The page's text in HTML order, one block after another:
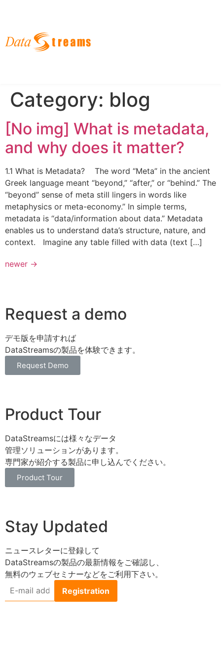
Category: blog
[No img] What is metadata,
and why does it matter?
1.1 What is Metadata? The word “Meta” in the ancient
Greek language meant “beyond,” “after,” or “behind.” The
“beyond” sense of meta still lingers in words like
metaphysics or meta-economy.” In simple terms,
metadata is “data/information about data.” Metadata
enables us to understand data’s structure, nature, and
context. Imagine any table filled with data (text […]
newer →
Request a demo
デモ版を申請すれば
DataStreamsの製品を体験できます。
Request Demo
Product Tour
DataStreamsには様々なデータ
管理ソリューションがあります。
専門家が紹介する製品に申し込んでください。
Product Tour
Stay Updated
ニュースレターに登録して
DataStreamsの製品の最新情報をご確認し、
無料のウェブセミナーなどをご利用下さい。
mail
address